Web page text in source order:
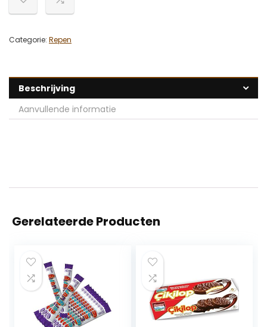
Categorie: Repen
Beschrijving
Aanvullende informatie
Gerelateerde Producten